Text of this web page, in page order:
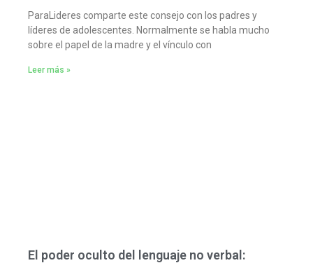
ParaLideres comparte este consejo con los padres y
líderes de adolescentes. Normalmente se habla mucho
sobre el papel de la madre y el vínculo con
Leer más »
El poder oculto del lenguaje no verbal: